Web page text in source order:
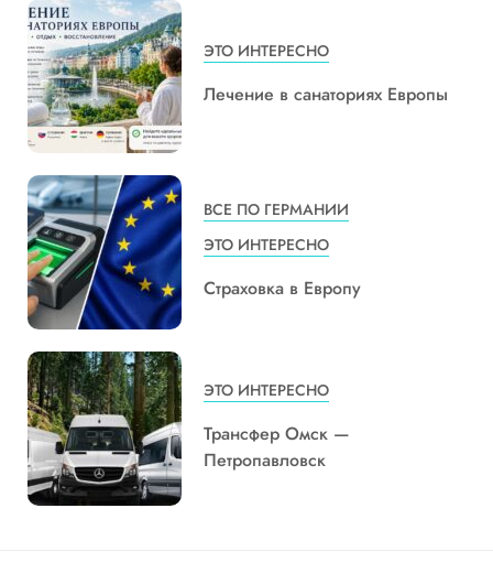
ЭТО ИНТЕРЕСНО
Лечение в санаториях Европы
ВСЕ ПО ГЕРМАНИИ
ЭТО ИНТЕРЕСНО
Страховка в Европу
ЭТО ИНТЕРЕСНО
Трансфер Омск —
Петропавловск